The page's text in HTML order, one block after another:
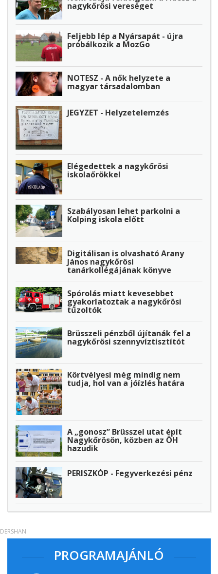
nagykőrösi vereséget
Feljebb lép a Nyársapát - újra
próbálkozik a MozGo
NOTESZ - A nők helyzete a
magyar társadalomban
JEGYZET - Helyzetelemzés
Elégedettek a nagykőrösi
iskolaőrökkel
Szabályosan lehet parkolni a
Kolping iskola előtt
Digitálisan is olvasható Arany
János nagykőrösi
tanárkollégájának könyve
Spórolás miatt kevesebbet
gyakorlatoztak a nagykőrösi
tűzoltók
Brüsszeli pénzből újítanák fel a
nagykőrösi szennyvíztisztítót
Körtvélyesi még mindig nem
tudja, hol van a jóízlés határa
A „gonosz” Brüsszel utat épít
Nagykőrösön, közben az ÖH
hazudik
PERISZKÓP - Fegyverkezési pénz
PROGRAMAJÁNLÓ
DERSHAN